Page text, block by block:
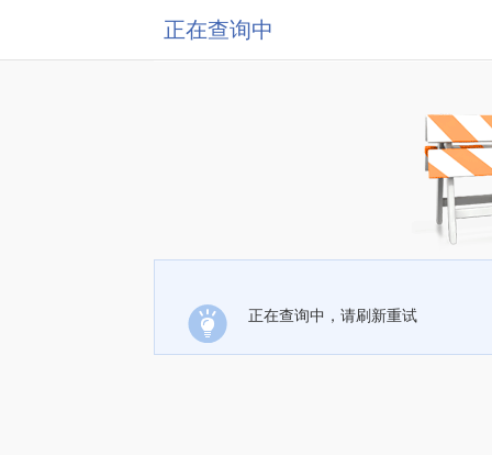
正在查询中
正在查询中，请刷新重试